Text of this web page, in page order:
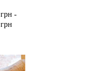
грн -
грн